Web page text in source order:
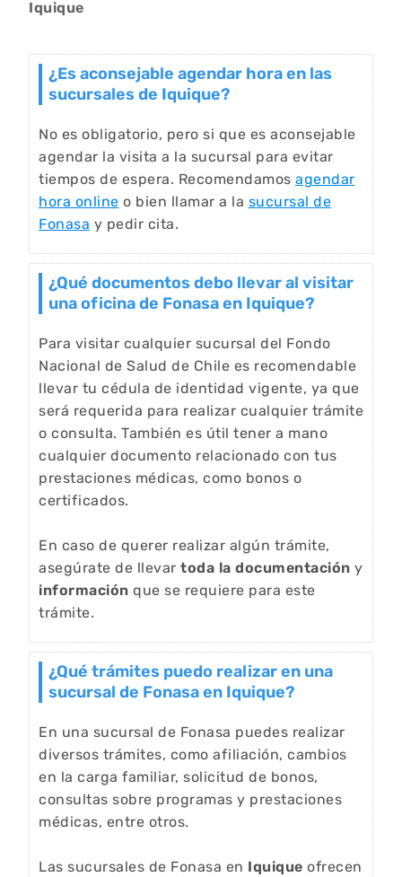
Iquique
¿Es aconsejable agendar hora en las
sucursales de Iquique?
No es obligatorio, pero si que es aconsejable
agendar la visita a la sucursal para evitar
tiempos de espera. Recomendamos agendar
hora online o bien llamar a la sucursal de
Fonasa y pedir cita.
¿Qué documentos debo llevar al visitar
una oficina de Fonasa en Iquique?
Para visitar cualquier sucursal del Fondo
Nacional de Salud de Chile es recomendable
llevar tu cédula de identidad vigente, ya que
será requerida para realizar cualquier trámite
o consulta. También es útil tener a mano
cualquier documento relacionado con tus
prestaciones médicas, como bonos o
certificados.
En caso de querer realizar algún trámite,
asegúrate de llevar toda la documentación y
información que se requiere para este
trámite.
¿Qué trámites puedo realizar en una
sucursal de Fonasa en Iquique?
En una sucursal de Fonasa puedes realizar
diversos trámites, como afiliación, cambios
en la carga familiar, solicitud de bonos,
consultas sobre programas y prestaciones
médicas, entre otros.
Las sucursales de Fonasa en Iquique ofrecen